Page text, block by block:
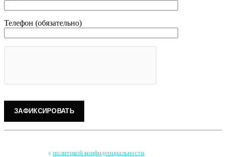
Телефон (обязательно)
с политикой конфиденциальности